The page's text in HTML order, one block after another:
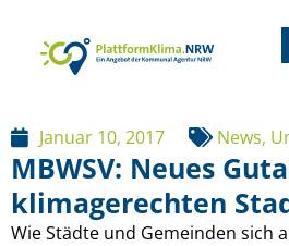
Januar 10, 2017 News,
MBWSV: Neues
klimagerechten
Wie Städte und Gemeinden sich